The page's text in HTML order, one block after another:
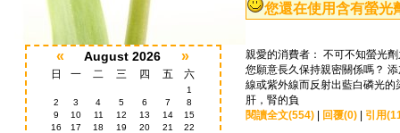
« August 2026 »
日 一 二 三 四 五 六
1
2
3 4 5 6 7
8
9
10 11 12 13 14
15
16
17 18 19 20 21
22
您還在使用含有螢光
親愛的消費者： 不可不知螢光
您願意長久保持親密關係嗎？
線或紫外線而反射出藍白磷光
肝，腎的負
閱讀全文(554)
回覆(0) 引用